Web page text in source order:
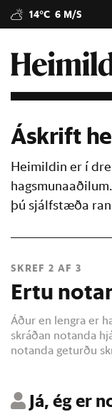
14°C 6 M/S
Áskrift
Heimildin er í
þú sjálfstæða
SKREF 2 AF 3
Ertu
Áður en lengra er
skráðan notanda
notanda geturðu
Já, ég er